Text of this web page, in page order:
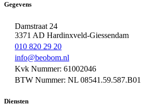
Gegevens
Damstraat 24
3371 AD Hardinxveld-Giessendam
010 820 29 20
info@beobom.nl
Kvk Nummer: 61002046
BTW Nummer: NL 08541.59.587.B01
Diensten